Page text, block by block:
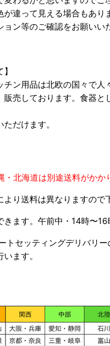
違って見える場合もあ
ン等のご確認をお願い
ン用品は北欧の国々で
売しております。食器
だけます。
北海道は別途送料がかか
より送料は異なりますので
ます。 午前中・14時〜
トセッティングデリバリ
ます。